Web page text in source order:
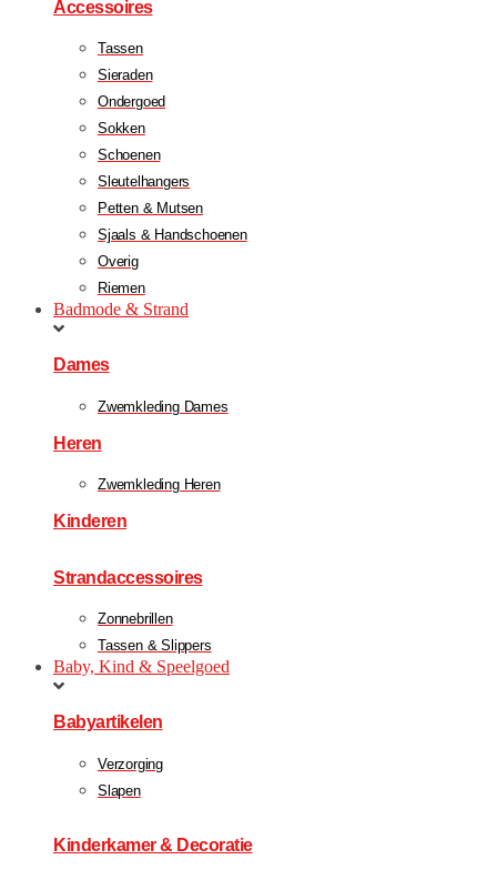
Accessoires
Tassen
Sieraden
Ondergoed
Sokken
Schoenen
Sleutelhangers
Petten & Mutsen
Sjaals & Handschoenen
Overig
Riemen
Badmode & Strand
Dames
Zwemkleding Dames
Heren
Zwemkleding Heren
Kinderen
Strandaccessoires
Zonnebrillen
Tassen & Slippers
Baby, Kind & Speelgoed
Babyartikelen
Verzorging
Slapen
Kinderkamer & Decoratie